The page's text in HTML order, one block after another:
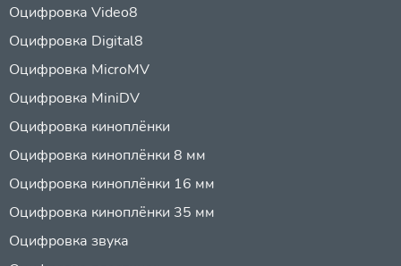
Оцифровка Video8
Оцифровка Digital8
Оцифровка MicroMV
Оцифровка MiniDV
Оцифровка киноплёнки
Оцифровка киноплёнки 8 мм
Оцифровка киноплёнки 16 мм
Оцифровка киноплёнки 35 мм
Оцифровка звука